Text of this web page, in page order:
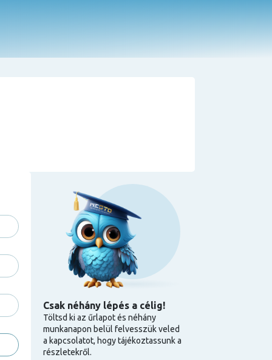
Csak néhány lépés a célig!
Töltsd ki az űrlapot és néhány
munkanapon belül felvesszük veled
a kapcsolatot, hogy tájékoztassunk a
részletekről.